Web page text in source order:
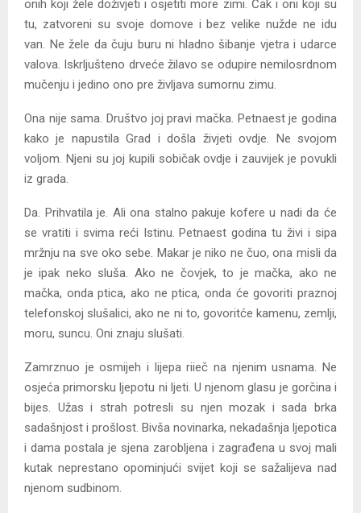
onih koji žele doživjeti i osjetiti more zimi. Čak i oni koji su
tu, zatvoreni su svoje domove i bez velike nužde ne idu
van. Ne žele da čuju buru ni hladno šibanje vjetra i udarce
valova. Iskrljušteno drveće žilavo se odupire nemilosrdnom
mučenju i jedino ono pre življava sumornu zimu.
Ona nije sama. Društvo joj pravi mačka. Petnaest je godina
kako je napustila Grad i došla živjeti ovdje. Ne svojom
voljom. Njeni su joj kupili sobičak ovdje i zauvijek je povukli
iz grada.
Da. Prihvatila je. Ali ona stalno pakuje kofere u nadi da će
se vratiti i svima reći Istinu. Petnaest godina tu živi i sipa
mržnju na sve oko sebe. Makar je niko ne čuo, ona misli da
je ipak neko sluša. Ako ne čovjek, to je mačka, ako ne
mačka, onda ptica, ako ne ptica, onda će govoriti praznoj
telefonskoj slušalici, ako ne ni to, govoritće kamenu, zemlji,
moru, suncu. Oni znaju slušati.
Zamrznuo je osmijeh i lijepa riieč na njenim usnama. Ne
osjeća primorsku ljepotu ni ljeti. U njenom glasu je gorčina i
bijes. Užas i strah potresli su njen mozak i sada brka
sadašnjost i prošlost. Bivša novinarka, nekadašnja ljepotica
i dama postala je sjena zarobljena i zagrađena u svoj mali
kutak neprestano opominjući svijet koji se sažalijeva nad
njenom sudbinom.